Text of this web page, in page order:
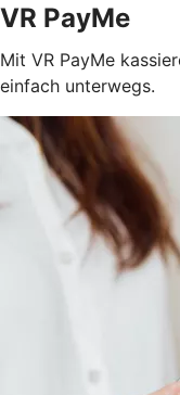
VR PayMe
Mit VR PayMe
einfach unterwegs.